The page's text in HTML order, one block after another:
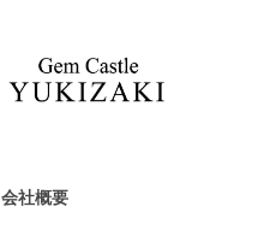
会社概要